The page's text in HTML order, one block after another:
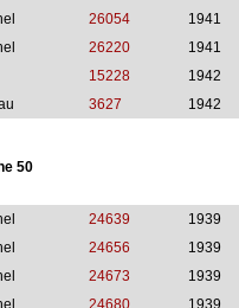
26054 1941
26220 1941
15228 1942
3627 1942
50
24639 1939
24656 1939
24673 1939
24680 1939